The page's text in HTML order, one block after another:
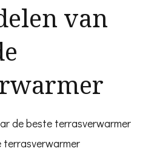
van
de beste terrasverwarmer
terrasverwarmer